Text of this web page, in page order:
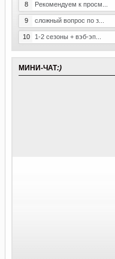
8 Рекомендуем к просм...
9 сложный вопрос по з...
10 1-2 сезоны + вэб-эп...
МИНИ-ЧАТ:)